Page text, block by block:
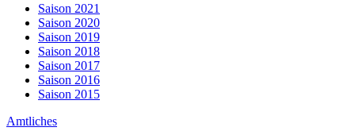
Saison 2021
Saison 2020
Saison 2019
Saison 2018
Saison 2017
Saison 2016
Saison 2015
Amtliches